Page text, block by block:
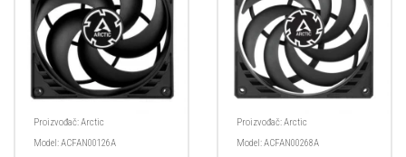
Proizvođač:Arctic
Model:ACFAN00126A
Proizvođač:Arctic
Model:ACFAN00268A